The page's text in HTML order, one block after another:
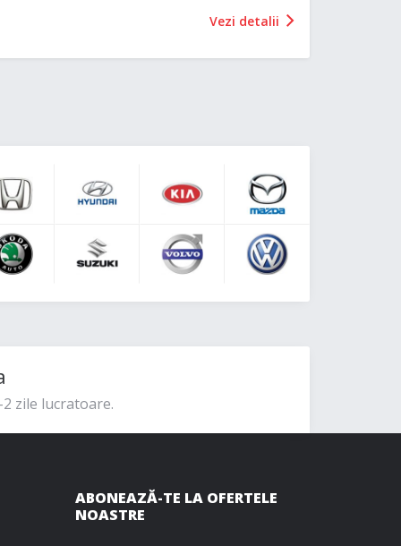
Vezi detalii
zile lucratoare.
ABONEAZĂ-TE LA OFERTELE
NOASTRE